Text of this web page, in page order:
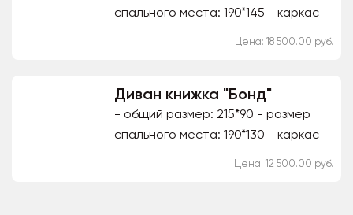
спального места: 190*145 - каркас
Цена: 18 500.00 руб.
Диван книжка "Бонд"
- общий размер: 215*90 - размер
спального места: 190*130 - каркас
Цена: 12 500.00 руб.